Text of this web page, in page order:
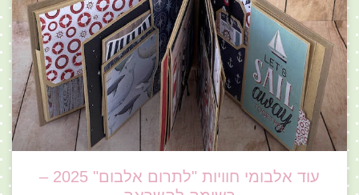
עוד אלבומי חוויות "לתרום אלבום" 2025 –